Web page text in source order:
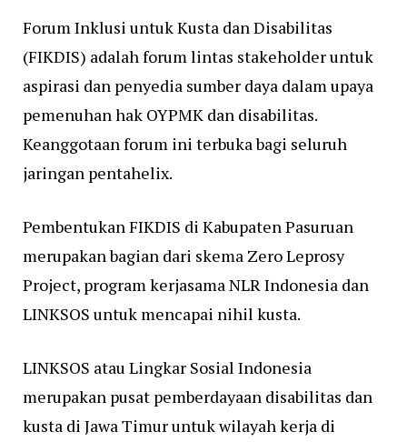
Forum Inklusi untuk Kusta dan Disabilitas
(FIKDIS) adalah forum lintas stakeholder untuk
aspirasi dan penyedia sumber daya dalam upaya
pemenuhan hak OYPMK dan disabilitas.
Keanggotaan forum ini terbuka bagi seluruh
jaringan pentahelix.
Pembentukan FIKDIS di Kabupaten Pasuruan
merupakan bagian dari skema Zero Leprosy
Project, program kerjasama NLR Indonesia dan
LINKSOS untuk mencapai nihil kusta.
LINKSOS atau Lingkar Sosial Indonesia
merupakan pusat pemberdayaan disabilitas dan
kusta di Jawa Timur untuk wilayah kerja di